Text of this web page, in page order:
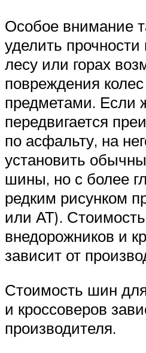
Особое внимание
уделить
лесу или горах
повреждения
предметами. Если
передвигается
по асфальту, на
установить
шины, но с более
редким рисунком
или АТ).
внедорожников и
зависит от
Стоимость шин
и кроссоверов
производителя.